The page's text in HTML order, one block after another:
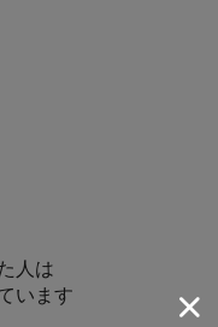
人は
います